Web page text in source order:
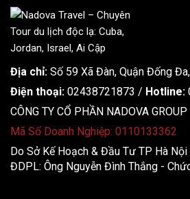
Địa chỉ: Số 59 Xã Đàn, Quận Đống
Điện thoại: 02438721873 / Hotline:
CÔNG TY CỔ PHẦN NADOVA GROUP
Mã Số Doanh Nghiệp: 0110133362
Do Sở Kế Hoạch & Đầu Tư TP Hà
ĐDPL: Ông Nguyễn Đình Thắng -